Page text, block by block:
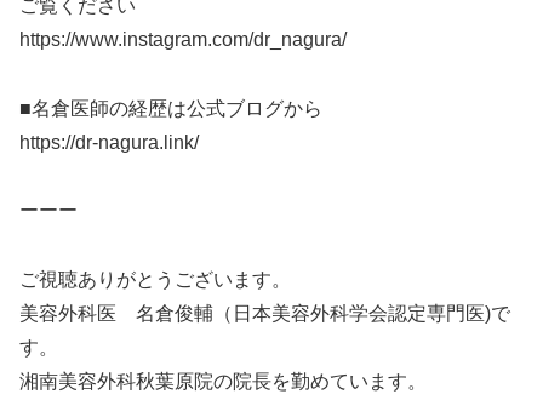
ご覧ください
https://www.instagram.com/dr_nagura/
■名倉医師の経歴は公式ブログから
https://dr-nagura.link/
ーーー
ご視聴ありがとうございます。
美容外科医 名倉俊輔（日本美容外科学会認定専門医)で
す。
湘南美容外科秋葉原院の院長を勤めています。